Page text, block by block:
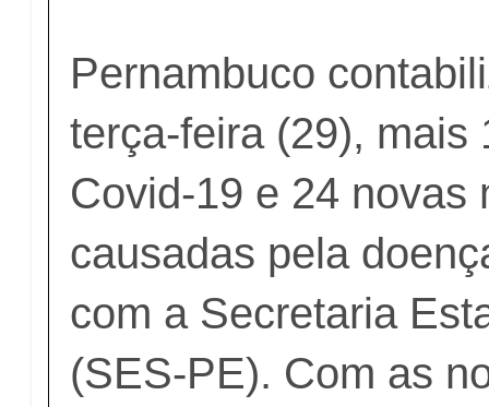
Pernambuco
terça-feira (29), mais
Covid-19 e 24 novas
causadas pela
com a Secretaria
(SES-PE). Com as